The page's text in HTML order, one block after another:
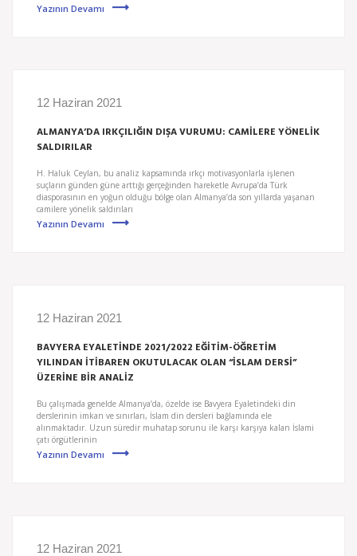
Yazının Devamı
12 Haziran 2021
ALMANYA’DA IRKÇILIĞIN DIŞA VURUMU: CAMİLERE YÖNELİK
SALDIRILAR
H. Haluk Ceylan, bu analiz kapsamında ırkçı motivasyonlarla işlenen
suçların günden güne arttığı gerçeğinden hareketle Avrupa’da Türk
diasporasının en yoğun olduğu bölge olan Almanya’da son yıllarda yaşanan
camilere yönelik saldırıları
Yazının Devamı
12 Haziran 2021
BAVYERA EYALETİNDE 2021/2022 EĞİTİM-ÖĞRETİM
YILINDAN İTİBAREN OKUTULACAK OLAN “İSLAM DERSİ”
ÜZERİNE BİR ANALİZ
Bu çalışmada genelde Almanya’da, özelde ise Bavyera Eyaletindeki din
derslerinin imkan ve sınırları, İslam din dersleri bağlamında ele
alınmaktadır. Uzun süredir muhatap sorunu ile karşı karşıya kalan İslami
çatı örgütlerinin
Yazının Devamı
12 Haziran 2021